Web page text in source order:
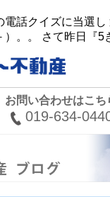
話クイズに当選し
）。。 さて昨日『
お問い合わせはこち
019-634-